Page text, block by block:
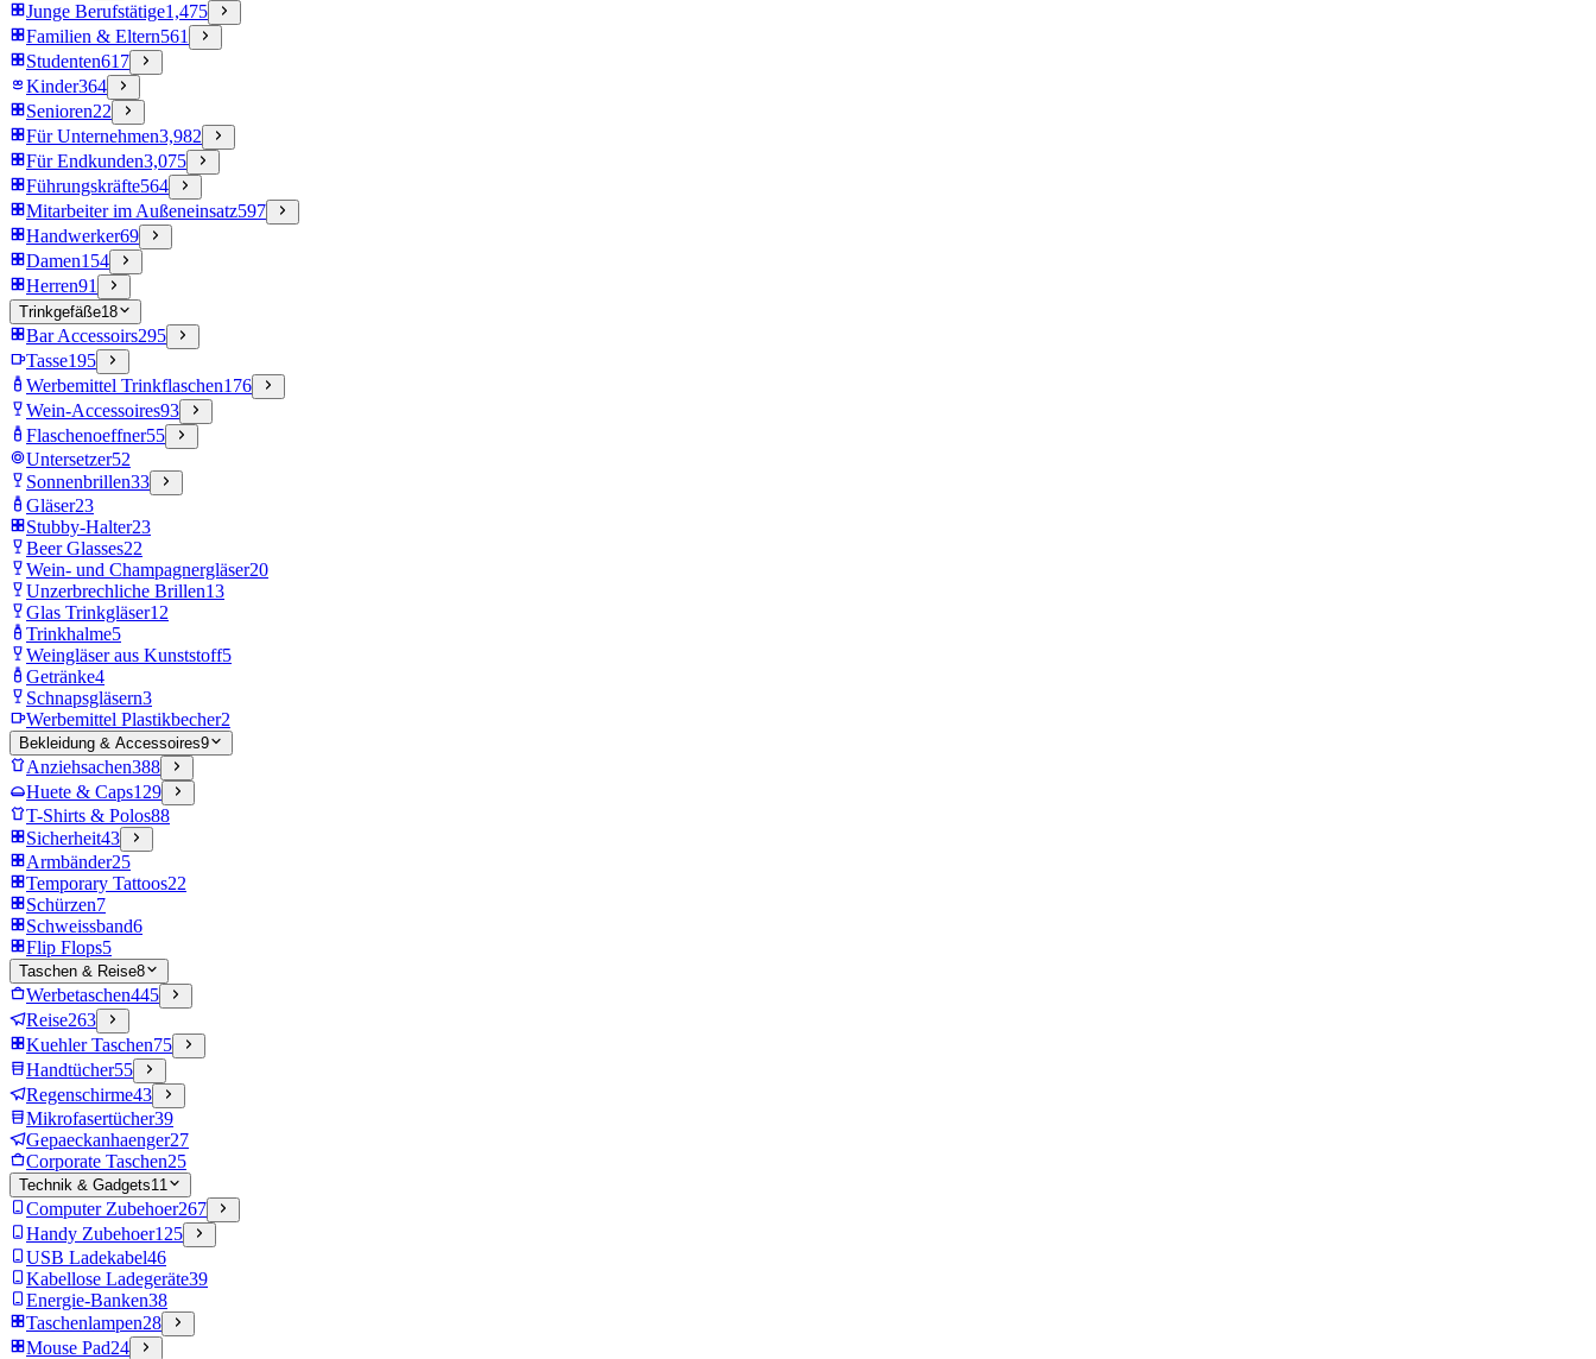
Junge Berufstätige1,475
Familien & Eltern561
Studenten617
Kinder364
Senioren22
Für Unternehmen3,982
Für Endkunden3,075
Führungskräfte564
Mitarbeiter im Außeneinsatz597
Handwerker69
Damen154
Herren91
Trinkgefäße18
Bar Accessoirs295
Tasse195
Werbemittel Trinkflaschen176
Wein-Accessoires93
Flaschenoeffner55
Untersetzer52
Sonnenbrillen33
Gläser23
Stubby-Halter23
Beer Glasses22
Wein- und Champagnergläser20
Unzerbrechliche Brillen13
Glas Trinkgläser12
Trinkhalme5
Weingläser aus Kunststoff5
Getränke4
Schnapsgläsern3
Werbemittel Plastikbecher2
Bekleidung & Accessoires9
Anziehsachen388
Huete & Caps129
T-Shirts & Polos88
Sicherheit43
Armbänder25
Temporary Tattoos22
Schürzen7
Schweissband6
Flip Flops5
Taschen & Reise8
Werbetaschen445
Reise263
Kuehler Taschen75
Handtücher55
Regenschirme43
Mikrofasertücher39
Gepaeckanhaenger27
Corporate Taschen25
Technik & Gadgets11
Computer Zubehoer267
Handy Zubehoer125
USB Ladekabel46
Kabellose Ladegeräte39
Energie-Banken38
Taschenlampen28
Mouse Pad24